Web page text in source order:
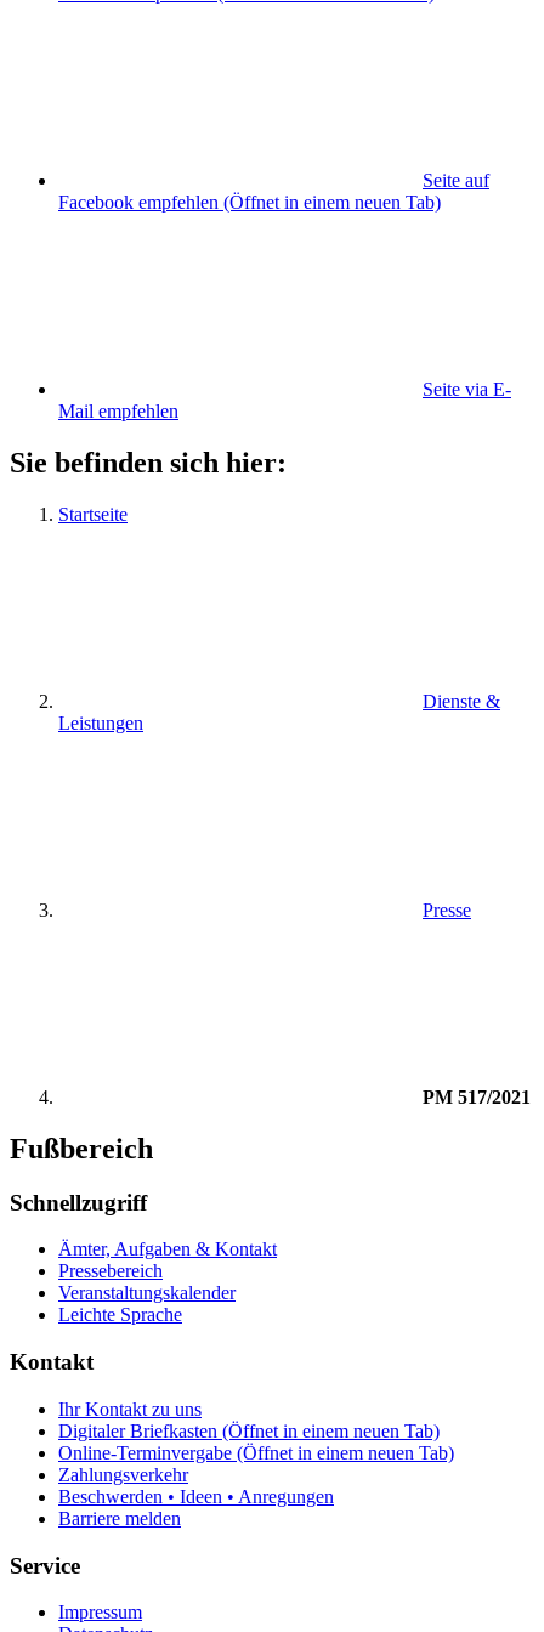
Seite auf
Facebook empfehlen (Öffnet in einem neuen Tab)
Seite via E-
Mail empfehlen
Sie befinden sich hier:
Startseite
Dienste &
Leistungen
Presse
PM 517/2021
Fußbereich
Schnellzugriff
Ämter, Aufgaben & Kontakt
Pressebereich
Veranstaltungskalender
Leichte Sprache
Kontakt
Ihr Kontakt zu uns
Digitaler Briefkasten (Öffnet in einem neuen Tab)
Online-Terminvergabe (Öffnet in einem neuen Tab)
Zahlungsverkehr
Beschwerden • Ideen • Anregungen
Barriere melden
Service
Impressum